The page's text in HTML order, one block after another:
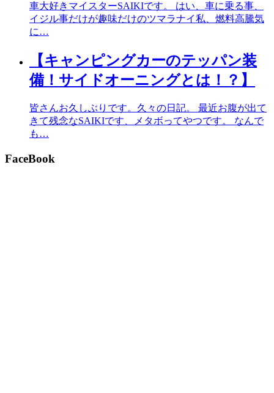
車大好きマイスターSAIKIです。 はい、車に乗る事、
イジル事だけが趣味だけのツマラナイ私、燃料高騰気
に…
【キャンピングカーのテッパン装
備！サイドオーニングとは！？】
皆さんお久しぶりです。久々の日記。 最近お腹が出て
きて残念なSAIKIです、メタボってやつです。 なんで
も…
FaceBook